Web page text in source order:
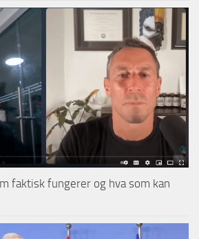
faktisk fungerer og hva som kan